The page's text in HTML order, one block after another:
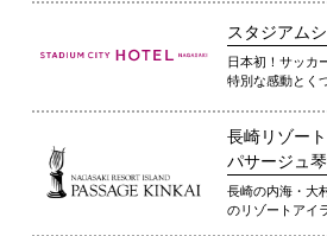
スタジアム
日本初！サッカ
特別な感動とく
長崎リゾー
パサージュ
長崎の内海・大
のリゾートアイ